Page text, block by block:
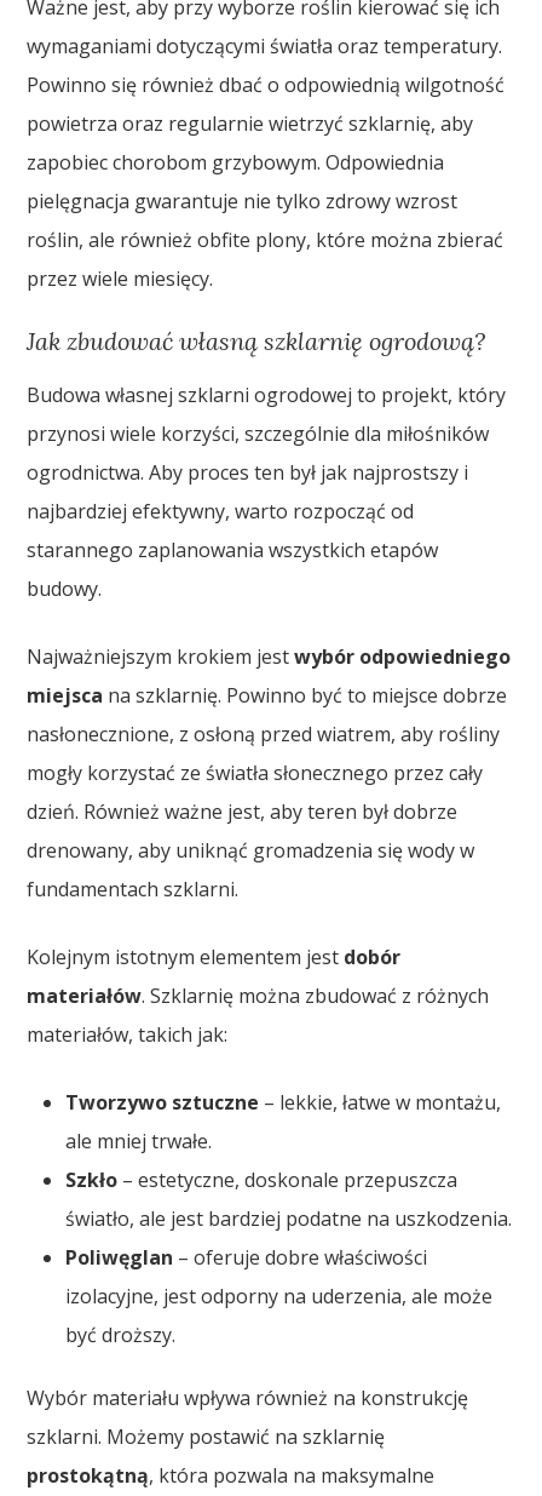
Ważne jest, aby przy wyborze roślin kierować się ich
wymaganiami dotyczącymi światła oraz temperatury.
Powinno się również dbać o odpowiednią wilgotność
powietrza oraz regularnie wietrzyć szklarnię, aby
zapobiec chorobom grzybowym. Odpowiednia
pielęgnacja gwarantuje nie tylko zdrowy wzrost
roślin, ale również obfite plony, które można zbierać
przez wiele miesięcy.
Jak zbudować własną szklarnię ogrodową?
Budowa własnej szklarni ogrodowej to projekt, który
przynosi wiele korzyści, szczególnie dla miłośników
ogrodnictwa. Aby proces ten był jak najprostszy i
najbardziej efektywny, warto rozpocząć od
starannego zaplanowania wszystkich etapów
budowy.
Najważniejszym krokiem jestwybór odpowiedniego
miejsca na szklarnię. Powinno być to miejsce dobrze
nasłonecznione, z osłoną przed wiatrem, aby rośliny
mogły korzystać ze światła słonecznego przez cały
dzień. Również ważne jest, aby teren był dobrze
drenowany, aby uniknąć gromadzenia się wody w
fundamentach szklarni.
Kolejnym istotnym elementem jest dobór
materiałów. Szklarnię można zbudować z różnych
materiałów, takich jak:
Tworzywo sztuczne – lekkie, łatwe w montażu,
ale mniej trwałe.
Szkło – estetyczne, doskonale przepuszcza
światło, ale jest bardziej podatne na uszkodzenia.
Poliwęglan – oferuje dobre właściwości
izolacyjne, jest odporny na uderzenia, ale może
być droższy.
Wybór materiału wpływa również na konstrukcję
szklarni. Możemy postawić na szklarnię
prostokątną, która pozwala na maksymalne